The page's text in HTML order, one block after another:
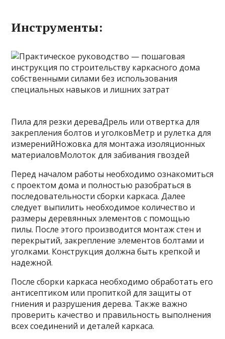
Инструменты:
Пила для резки дереваДрель или отвертка для
закрепления болтов и уголковМетр и рулетка для
измеренийНожовка для монтажа изоляционных
материаловМолоток для забивания гвоздей
Перед началом работы необходимо ознакомиться
с проектом дома и полностью разобраться в
последовательности сборки каркаса. Далее
следует выпилить необходимое количество и
размеры деревянных элементов с помощью
пилы. После этого производится монтаж стен и
перекрытий, закрепление элементов болтами и
уголками. Конструкция должна быть крепкой и
надежной.
После сборки каркаса необходимо обработать его
антисептиком или пропиткой для защиты от
гниения и разрушения дерева. Также важно
проверить качество и правильность выполнения
всех соединений и деталей каркаса.